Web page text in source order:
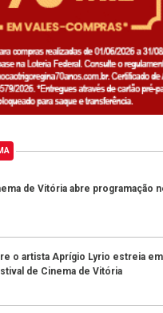
de Vitória abre programação
o artista Aprígio Lyrio estreia
de Cinema de Vitória